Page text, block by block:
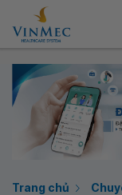
Trang chủ